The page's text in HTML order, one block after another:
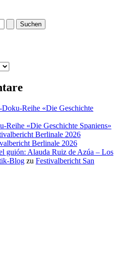
Doku-Reihe «Die Geschichte
Reihe «Die Geschichte Spaniens»
Berlinale 2026
Berlinale 2026
guión: Alauda Ruiz de Azúa – Los
Blog zu Festivalbericht San